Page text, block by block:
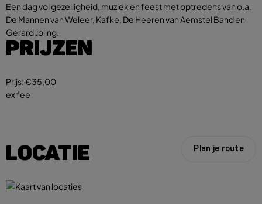
Een dag vol gezelligheid, muziek en feest met optredens van o.a.
De Mannen van Weleer, Kafke, De Heeren van Aemstel Band en
Gerard Joling.
PRIJZEN
Prijs:€35,00
ex fee
LOCATIE Plan je route